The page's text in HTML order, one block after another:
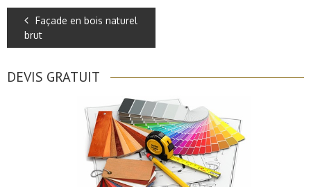
Façade en bois naturel
brut
DEVIS GRATUIT